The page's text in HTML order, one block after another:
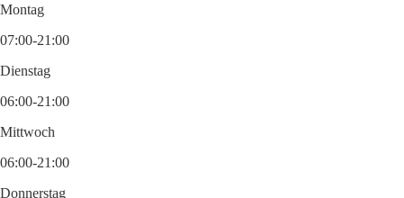
Montag
07:00-21:00
Dienstag
06:00-21:00
Mittwoch
06:00-21:00
Donnerstag